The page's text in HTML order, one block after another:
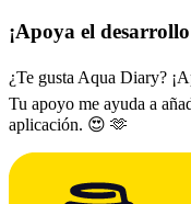
¡Apoya el
¿Te gusta Aqua Diary?
Tu apoyo me ayuda a
aplicación. 😍 🫶